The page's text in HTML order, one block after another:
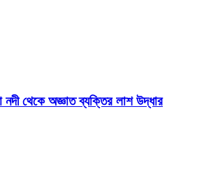
থেকে অজ্ঞাত ব্যক্তির লাশ উদ্ধার